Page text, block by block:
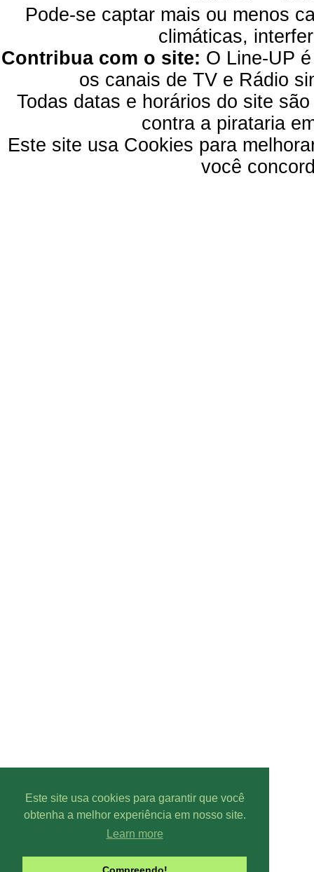
Este site usa cookies para garantir que você
obtenha a melhor experiência em nosso site.
Learn more
Pode-se captar mais ou menos
climáticas,
Contribua com o site: O Line-UP
os canais de TV e Rádio
Todas datas e horários do site
contra a pirataria
Este site usa Cookies para
você